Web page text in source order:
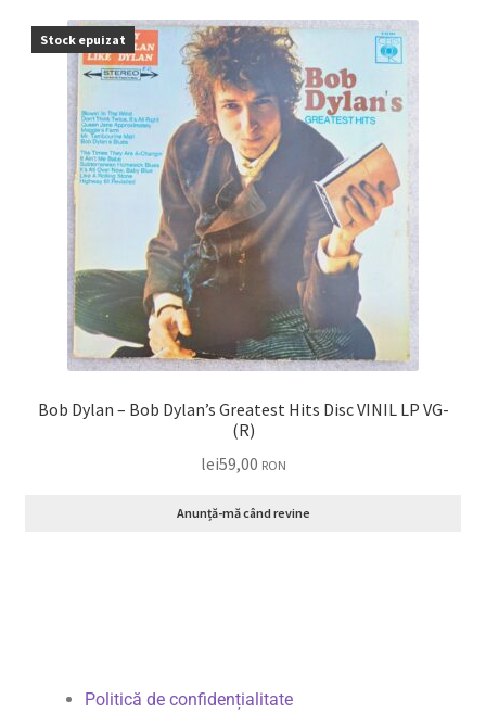
Stock epuizat
Bob Dylan – Bob Dylan’s Greatest Hits Disc VINIL LP VG-
(R)
lei59,00 RON
Anunță-mă când revine
Politică de confidențialitate